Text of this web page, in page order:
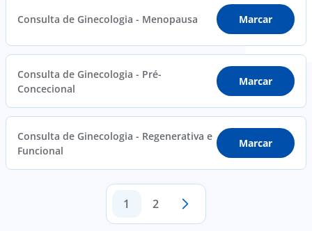
Consulta de Ginecologia - Menopausa Marcar
Consulta de Ginecologia - Pré-
Concecional
Marcar
Consulta de Ginecologia - Regenerativa e
Funcional
Marcar
1 2